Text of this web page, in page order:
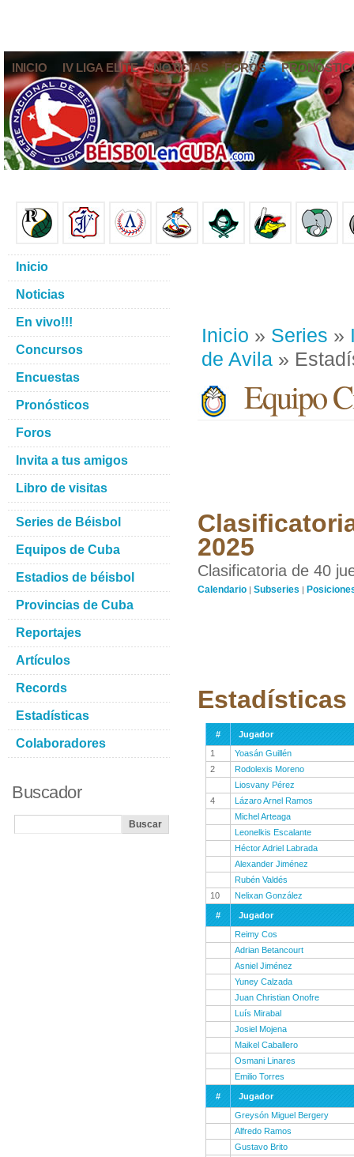
INICIO IV LIGA ELITE NOTICIAS FOROS
Inicio » Series »
de Avila »
Equipo
2025
Clasificatoria de 40
Calendario | Subseries |
Estadísticas
#
Jugador
1
Yoasán Guillén
2
Rodolexis Moreno
Liosvany Pérez
4
Lázaro Arnel Ramos
Michel Arteaga
Leonelkis Escalante
Héctor Adriel Labrada
Alexander Jiménez
Rubén Valdés
10
Nelixan González
#
Jugador
Reimy Cos
Adrian Betancourt
Asniel Jiménez
Yuney Calzada
Juan Christian Onofre
Luís Mirabal
Josiel Mojena
Maikel Caballero
Osmani Linares
Emilio Torres
#
Jugador
Greysón Miguel Bergery
Alfredo Ramos
Gustavo Brito
Inicio
Noticias
En vivo!!!
Concursos
Encuestas
Pronósticos
Foros
Invita a tus amigos
Libro de visitas
Series de Béisbol
Equipos de Cuba
Estadios de béisbol
Provincias de Cuba
Reportajes
Artículos
Records
Estadísticas
Colaboradores
Buscador